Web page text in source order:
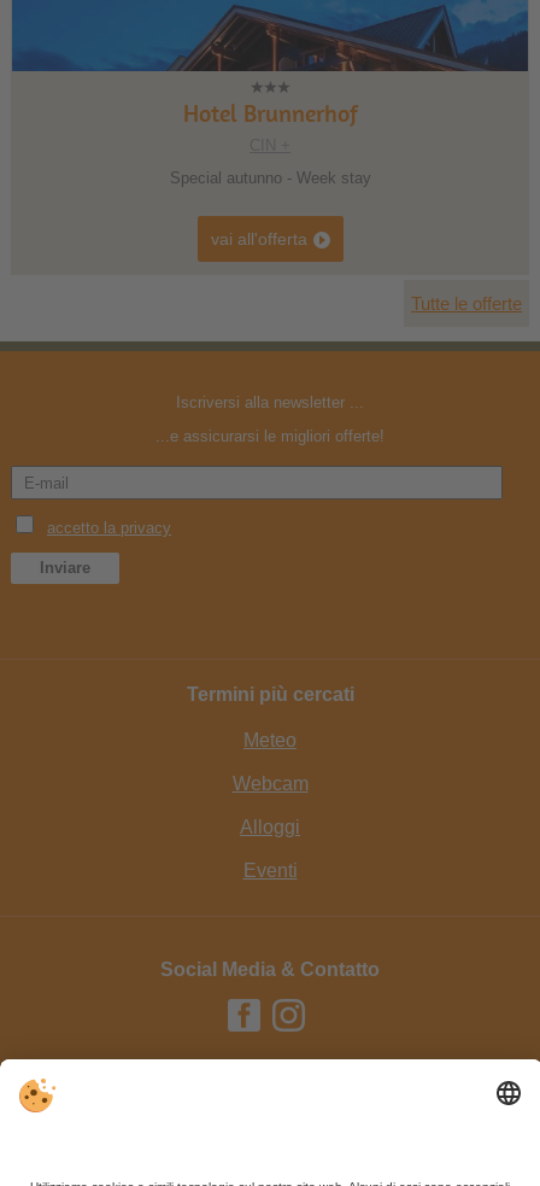
Hotel Brunnerhof
Special autunno - Week stay
vai all'offerta
Tutte le offerte
Iscriversi alla newsletter ...
...e assicurarsi le migliori offerte!
Termini più cercati
Meteo
Webcam
Alloggi
Eventi
Social Media & Contatto